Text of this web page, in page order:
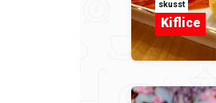
skusst
Kiflice